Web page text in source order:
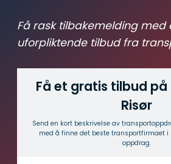
Få rask tilbakemelding med
uforpliktende tilbud fra
Få et gratis tilbud
Risør
Send en kort beskrivelse av
med å finne det beste transport­firmaet
oppdrag.